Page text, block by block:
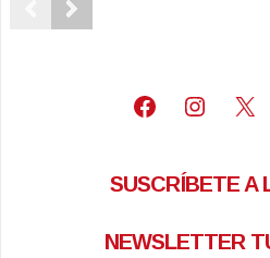
Facebook
X
SUSCRÍBETE A
NEWSLETTER